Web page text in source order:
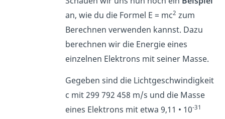
an, wie du die Formel E = mc2 zum
Berechnen verwenden kannst. Dazu
berechnen wir die Energie eines
einzelnen Elektrons mit seiner Masse.
Gegeben sind die Lichtgeschwindigkeit
c mit 299 792 458 m/s und die Masse
eines Elektrons mit etwa 9,11 • 10-31